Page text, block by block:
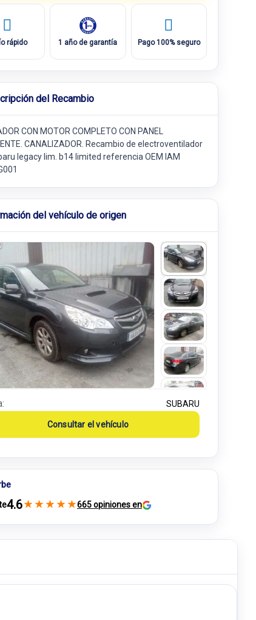
rápido 1 año de garantía Pago 100% seguro
del Recambio
CON MOTOR COMPLETO CON PANEL
CANALIZADOR. Recambio de electroventilador
legacy lim. b14 limited referencia OEM IAM
del vehículo de origen
SUBARU
Consultar el vehículo
4.6★ ★ ★ ★ ★665 opiniones en